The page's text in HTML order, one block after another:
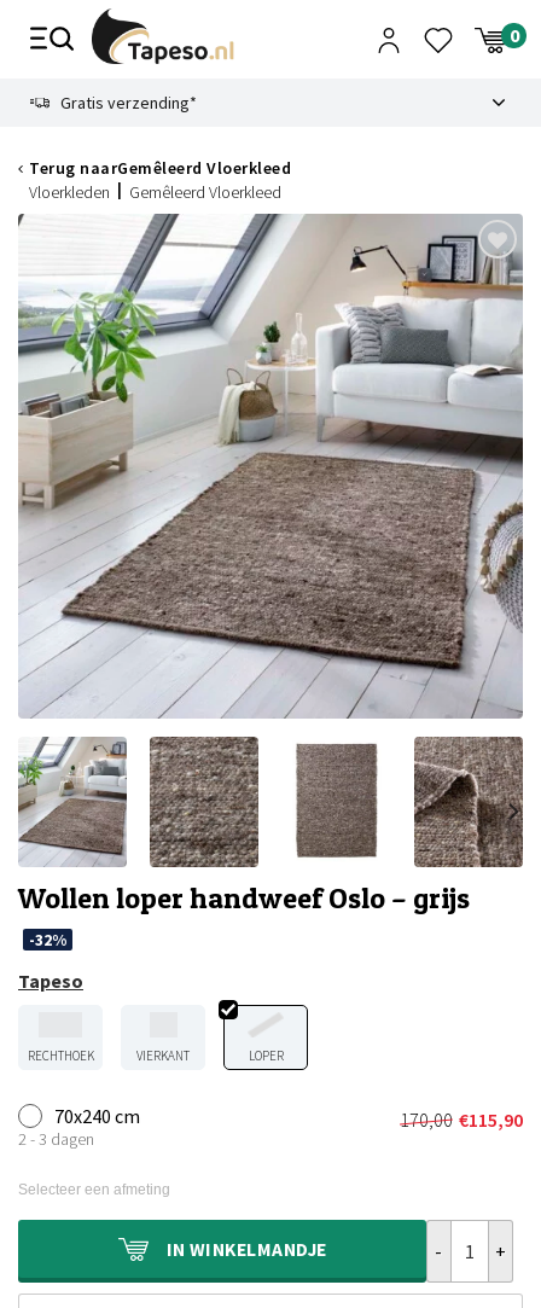
Gratis verzending*
Terug naarGemêleerd Vloerkleed
Vloerkleden
Gemêleerd Vloerkleed
Wollen loper handweef Oslo – grijs
-32%
Tapeso
RECHTHOEK VIERKANT LOPER
70x240 cm
2 - 3 dagen
170,00 €115,90
Huidige
Selecteer een afmeting
IN WINKELMANDJE